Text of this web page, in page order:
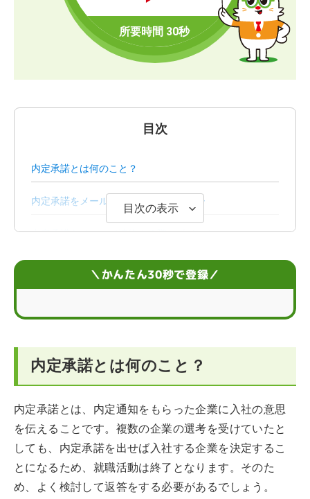
目次
内定承諾とは何のこと？
内定承諾をメールで連絡する際のマナー
内定承諾をメールで連絡する際のポイント
内定承諾をメールではなく電話で行う場合のマナー
内定承諾書を郵送する場合は添え状を書こう
内定承諾メールに関するQ＆A
目次の表示
＼かんたん30秒で登録／
内定承諾とは何のこと？
内定承諾とは、内定通知をもらった企業に入社の意思
を伝えることです。複数の企業の選考を受けていたと
しても、内定承諾を出せば入社する企業を決定するこ
とになるため、就職活動は終了となります。そのた
め、よく検討して返答をする必要があるでしょう。